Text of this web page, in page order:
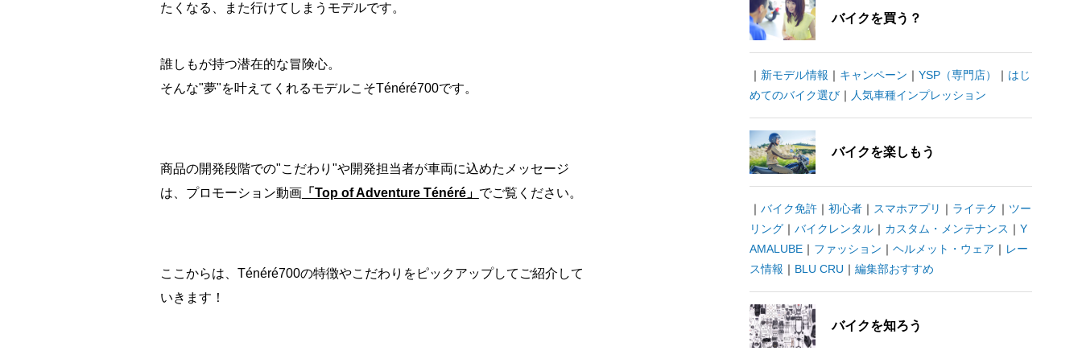
たくなる、また行けてしまうモデルです。
誰しもが持つ潜在的な冒険心。
そんな"夢"を叶えてくれるモデルこそTénéré700です。
商品の開発段階での"こだわり"や開発担当者が車両に込めたメッセージ
は、プロモーション動画「Top of Adventure Ténéré」 でご覧ください。
ここからは、Ténéré700の特徴やこだわりをピックアップしてご紹介して
いきます！
バイクを買う？
｜ 新モデル情報 ｜ キャンペーン ｜ YSP（専門店） ｜ はじ
めてのバイク選び｜ 人気車種インプレッション
バイクを楽しもう
｜ バイク免許｜ 初心者｜ スマホアプリ ｜ ライテク ｜ ツー
リング｜ バイクレンタル｜ カスタム・メンテナンス ｜ Y
AMALUBE｜ ファッション ｜ ヘルメット・ウェア ｜ レー
ス情報 ｜ BLU CRU ｜ 編集部おすすめ
バイクを知ろう